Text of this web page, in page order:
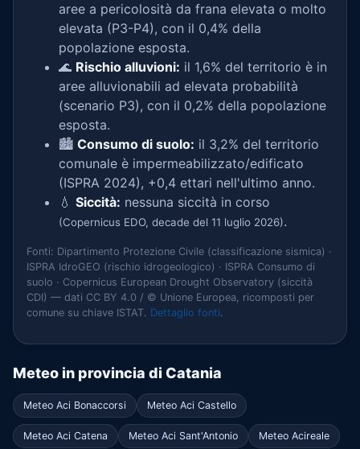
aree a pericolosità da frana elevata o molto
elevata (P3-P4), con il 0,4% della
popolazione esposta.
🌊 Rischio alluvioni: il 1,6% del territorio è in
aree alluvionabili ad elevata probabilità
(scenario P3), con il 0,2% della popolazione
esposta.
🏙️ Consumo di suolo: il 3,2% del territorio
comunale è impermeabilizzato/edificato
(ISPRA 2024), +0,4 ettari nell'ultimo anno.
💧 Siccità: nessuna siccità in corso
(Copernicus EDO, decade del 11 luglio 2026).
Fonti: Dipartimento Protezione Civile (classificazione sismica) ·
ISPRA IdroGEO (rischio idrogeologico) · ISPRA Consumo di
suolo · Copernicus European Drought Observatory (siccità
CDI) — dati CC BY 4.0 / © Unione Europea, ricomposti per
comune su chiave ISTAT. Dettaglio fonti.
Meteo in provincia di Catania
Meteo Aci Bonaccorsi Meteo Aci Castello
Meteo Aci Catena Meteo Aci Sant'Antonio Meteo Acireale